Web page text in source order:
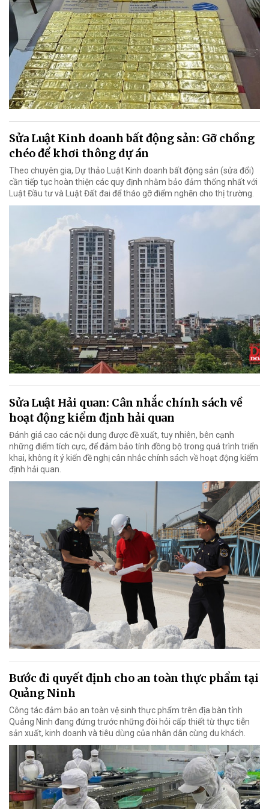
Sửa Luật Kinh doanh bất động sản: Gỡ chồng
chéo để khơi thông dự án
Theo chuyên gia, Dự thảo Luật Kinh doanh bất động sản (sửa đổi)
cần tiếp tục hoàn thiện các quy định nhằm bảo đảm thống nhất với
Luật Đầu tư và Luật Đất đai để tháo gỡ điểm nghẽn cho thị trường.
Sửa Luật Hải quan: Cân nhắc chính sách về
hoạt động kiểm định hải quan
Đánh giá cao các nội dung được đề xuất, tuy nhiên, bên cạnh
những điểm tích cực, để đảm bảo tính đồng bộ trong quá trình triển
khai, không ít ý kiến đề nghị cân nhắc chính sách về hoạt động kiểm
định hải quan.
Bước đi quyết định cho an toàn thực phẩm tại
Quảng Ninh
Công tác đảm bảo an toàn vệ sinh thực phẩm trên địa bàn tỉnh
Quảng Ninh đang đứng trước những đòi hỏi cấp thiết từ thực tiễn
sản xuất, kinh doanh và tiêu dùng của nhân dân cùng du khách.